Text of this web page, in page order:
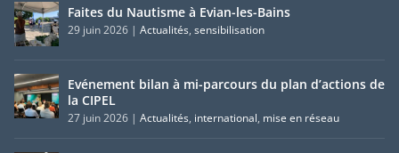
Faites du Nautisme à Evian-les-Bains
29 juin 2026| Actualités, sensibilisation
Evénement bilan à mi-parcours du plan d’actions de
la CIPEL
27 juin 2026| Actualités, international, mise en réseau